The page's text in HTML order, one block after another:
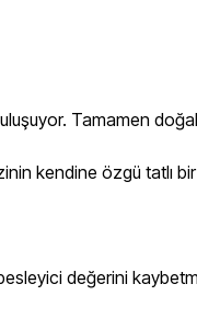
Tamamen
kendine özgü tatlı
değerini